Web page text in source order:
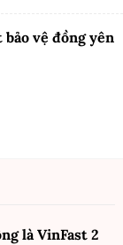
vệ đồng yên
là VinFast 2